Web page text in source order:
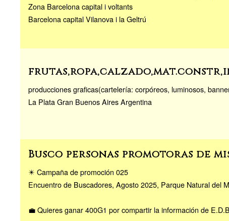
Zona Barcelona capital i voltants
Barcelona capital Vilanova i la Geltrú
producciones graficas(cartelería: corpóreos, luminosos,
La Plata Gran Buenos Aires Argentina
Busco personas promotoras de
✴️ Campaña de promoción 025
Encuentro de Buscadores, Agosto 2025, Parque Natural del
💼 Quieres ganar 400G1 por compartir la información de